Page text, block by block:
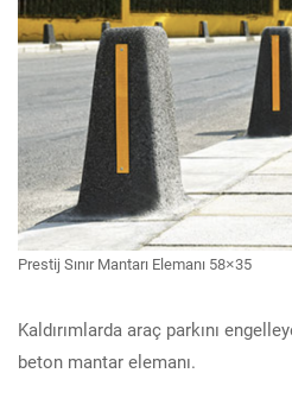
Prestij Sınır Mantarı Elemanı 58×35
Kaldırımlarda araç parkını
beton mantar elemanı.